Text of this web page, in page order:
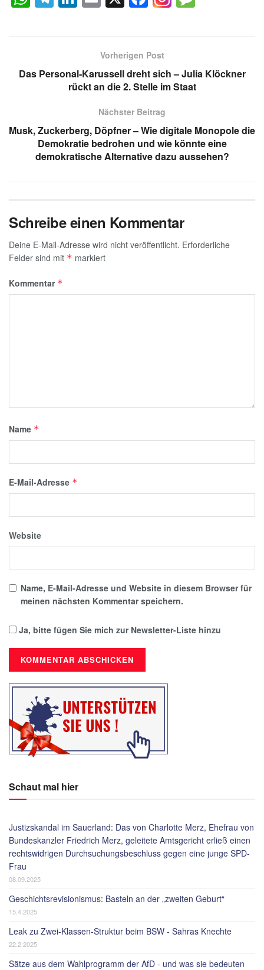
h
A
el
a
m
n
dI
n
m a
e
b
o
o
k
g
e
Vorherigen Post
Das Personal-Karussell dreht sich – Julia Klöckner
rückt an die 2. Stelle im Staat
Nächster Beitrag
Musk, Zuckerberg, Döpfner – Wie digitale Monopole die
Demokratie bedrohen und wie könnte eine
demokratische Alternative dazu aussehen?
Schreibe einen Kommentar
Deine E-Mail-Adresse wird nicht veröffentlicht. Erforderliche
Felder sind mit * markiert
Kommentar *
Name *
E-Mail-Adresse *
Website
Name, E-Mail-Adresse und Website in diesem Browser für
meinen nächsten Kommentar speichern.
Ja, bitte fügen Sie mich zur Newsletter-Liste hinzu
Schaut mal hier
Justizskandal im Sauerland: Das von Charlotte Merz, Ehefrau von
Bundeskanzler Friedrich Merz, geleitete Amtsgericht erließ einen
rechtswidrigen Durchsuchungsbeschluss gegen eine junge SPD-
Frau
08.09.2025
Geschichtsrevisionismus: Basteln an der „zweiten Geburt“
15.4.2025
Leak zu Zwei-Klassen-Struktur beim BSW - Sahras Knechte
22.2.2025
Sätze aus dem Wahlprogramm der AfD - und was sie bedeuten